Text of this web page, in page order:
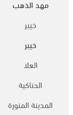
مهد الذهب
خيبر
خيبر
العلا
الحناكية
المدينة المنورة